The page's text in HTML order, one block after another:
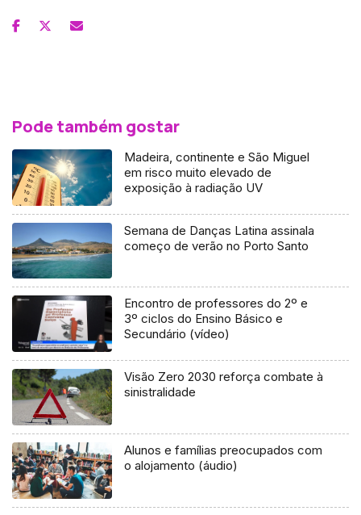
Pode também gostar
Madeira, continente e São Miguel
em risco muito elevado de
exposição à radiação UV
Semana de Danças Latina assinala
começo de verão no Porto Santo
Encontro de professores do 2º e
3º ciclos do Ensino Básico e
Secundário (vídeo)
Visão Zero 2030 reforça combate à
sinistralidade
Alunos e famílias preocupados com
o alojamento (áudio)